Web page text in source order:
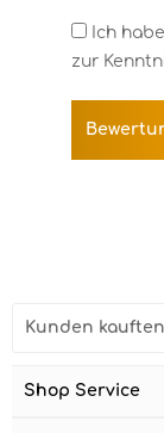
Ich
zur
Kunden
Shop Service